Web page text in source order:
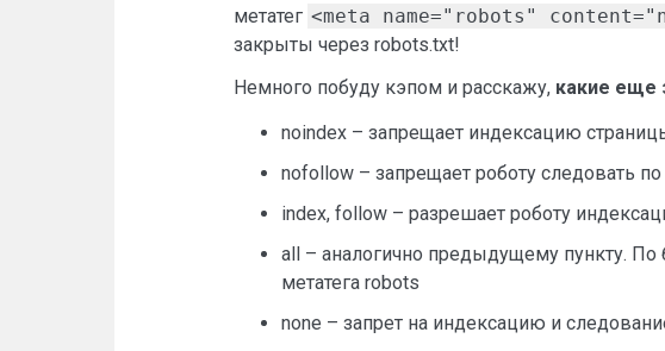
метатег <meta name="robots"
закрыты через robots.txt!
Немного побуду кэпом и расскажу, какие еще
noindex – запрещает индексацию
nofollow – запрещает роботу следовать
index, follow – разрешает роботу
all – аналогично предыдущему пункту. По
метатега robots
none – запрет на индексацию и